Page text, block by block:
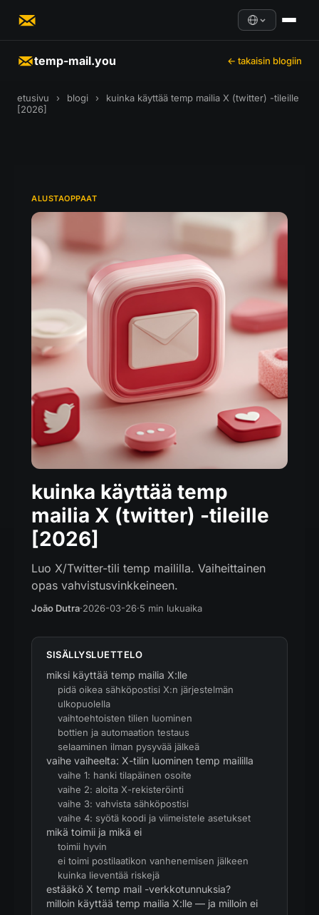
temp-mail.you ← takaisin blogiin
etusivu › blogi ›
kuinka käyttää temp mailia X (twitter) -tileille
[2026]
ALUSTAOPPAAT
kuinka käyttää temp
mailia X (twitter) -tileille
[2026]
Luo X/Twitter-tili temp maililla. Vaiheittainen
opas vahvistusvinkkeineen.
João Dutra·2026-03-26·5 min lukuaika
SISÄLLYSLUETTELO
miksi käyttää temp mailia X:lle
pidä oikea sähköpostisi X:n järjestelmän
ulkopuolella
vaihtoehtoisten tilien luominen
bottien ja automaation testaus
selaaminen ilman pysyvää jälkeä
vaihe vaiheelta: X-tilin luominen temp maililla
vaihe 1: hanki tilapäinen osoite
vaihe 2: aloita X-rekisteröinti
vaihe 3: vahvista sähköpostisi
vaihe 4: syötä koodi ja viimeistele asetukset
mikä toimii ja mikä ei
toimii hyvin
ei toimi postilaatikon vanhenemisen jälkeen
kuinka lieventää riskejä
estääkö X temp mail -verkkotunnuksia?
milloin käyttää temp mailia X:lle — ja milloin ei